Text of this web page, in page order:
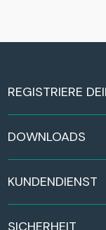
REGISTRIERE
DOWNLOADS
KUNDENDIENST
SICHERHEIT